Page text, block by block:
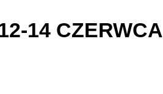
14 CZERWCA